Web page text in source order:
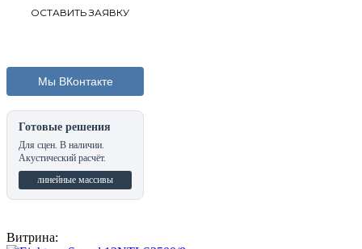
Мы ВКонтакте
Готовые решения
Для сцен. В наличии.
Акустический расчёт.
линейные массивы
Витрина: